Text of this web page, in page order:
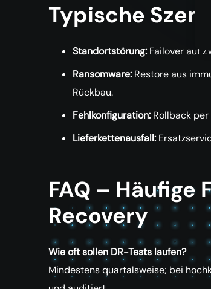
Typische
Standortstörung: Failover auf
Ransomware: Restore aus
Rückbau.
Fehlkonfiguration: Rollback
Lieferkettenausfall:
FAQ – Häufige
Recovery
Wie oft sollen DR-Tests laufen?
Mindestens quartalsweise; bei